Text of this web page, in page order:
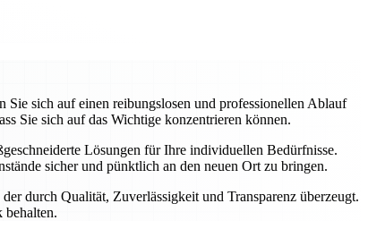
sich auf einen reibungslosen und professionellen Ablauf
Sie sich auf das Wichtige konzentrieren können.
Lösungen für Ihre individuellen Bedürfnisse.
sicher und pünktlich an den neuen Ort zu bringen.
durch Qualität, Zuverlässigkeit und Transparenz überzeugt.
behalten.